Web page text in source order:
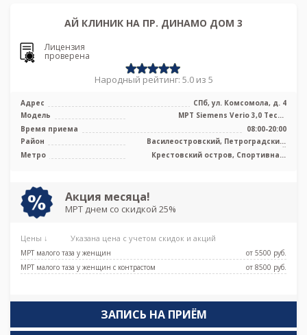
АЙ КЛИНИК НА ПР. ДИНАМО ДОМ 3
Лицензия
проверена
Народный рейтинг: 5.0 из 5
Адрес
СПб, ул. Комсомола, д. 4
Модель
МРТ Siemens Verio 3,0 Тесла
Время приема
08:00-20:00
Район
Василеостровский, Петроградский,
Приморский
Метро
Крестовский остров, Спортивная,
Акция месяца!
МРТ днем со скидкой 25%
Цены ↓ Указана цена с учетом скидок и акций
МРТ малого таза у женщин
от 5500 pуб.
МРТ малого таза у женщин с контрастом
от 8500 pуб.
ЗАПИСЬ НА ПРИЁМ